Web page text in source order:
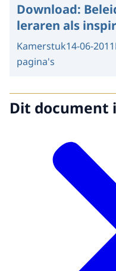
Download:
leraren als
Kamerstuk14-06-2011
pagina's
Dit document